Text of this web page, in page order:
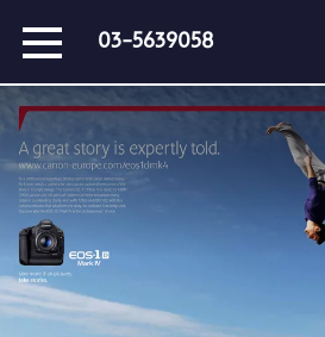
03-5639058
כל המסעות הקרובים
מסעות שייט
הפרויקטים החברתיים שלנו
סיפורים מבעד לעדשה